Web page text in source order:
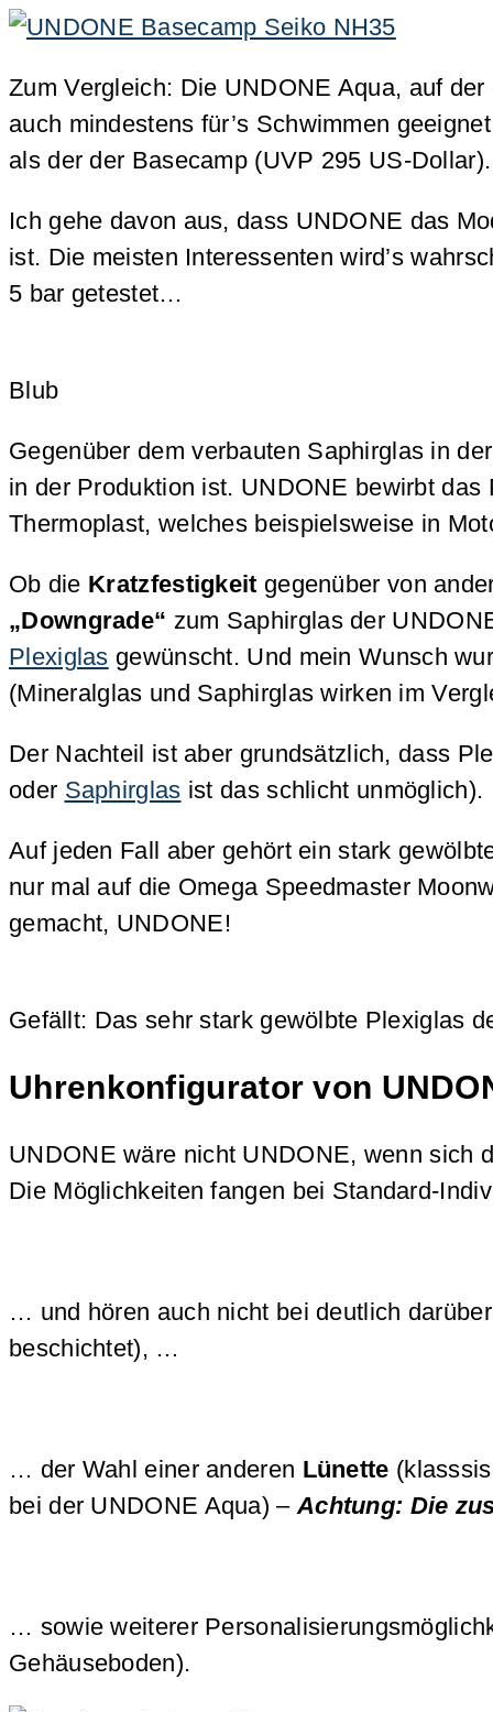
Zum Vergleich: Die UNDONE Aqua, auf
auch mindestens für’s Schwimmen
als der der Basecamp (UVP 295 US-Dollar).
Ich gehe davon aus, dass UNDONE das
ist. Die meisten Interessenten wird’s
5 bar getestet…
Blub
Gegenüber dem verbauten Saphirglas in
in der Produktion ist. UNDONE bewirbt
Thermoplast, welches beispielsweise in
Ob die Kratzfestigkeit gegenüber von
„Downgrade“ zum Saphirglas der
Plexiglas gewünscht. Und mein Wunsch
(Mineralglas und Saphirglas wirken im
Der Nachteil ist aber grundsätzlich, dass
oder Saphirglas ist das schlicht unmöglich).
Auf jeden Fall aber gehört ein stark
nur mal auf die Omega Speedmaster
gemacht, UNDONE!
Gefällt: Das sehr stark gewölbte Plexiglas
Uhrenkonfigurator von
UNDONE wäre nicht UNDONE, wenn sich
Die Möglichkeiten fangen bei Standard-
… und hören auch nicht bei deutlich
beschichtet), …
… der Wahl einer anderen Lünette
bei der UNDONE Aqua) –Achtung: Die
… sowie weiterer
Gehäuseboden).